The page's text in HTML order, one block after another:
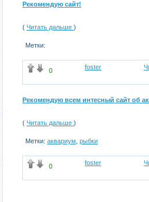
Рекомендую сайт!
( Читать дальше )
Метки:
0 foster
Рекомендую всем интесный сайт об
( Читать дальше )
Метки: аквариум рыбки
0 foster